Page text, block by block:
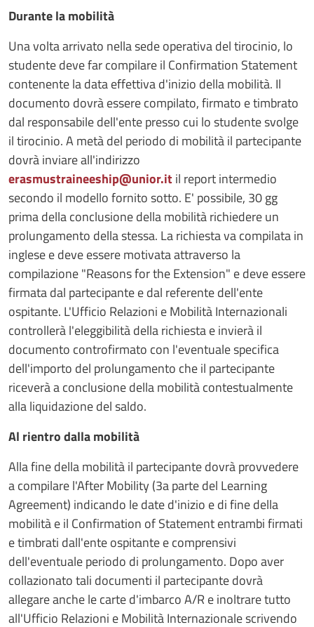
Durante la mobilità
Una volta arrivato nella sede operativa del tirocinio, lo
studente deve far compilare il Confirmation Statement
contenente la data effettiva d'inizio della mobilità. Il
documento dovrà essere compilato, firmato e timbrato
dal responsabile dell'ente presso cui lo studente svolge
il tirocinio. A metà del periodo di mobilità il partecipante
dovrà inviare all'indirizzo
erasmustraineeship@unior.it il report intermedio
secondo il modello fornito sotto. E' possibile, 30 gg
prima della conclusione della mobilità richiedere un
prolungamento della stessa. La richiesta va compilata in
inglese e deve essere motivata attraverso la
compilazione "Reasons for the Extension" e deve essere
firmata dal partecipante e dal referente dell'ente
ospitante. L'Ufficio Relazioni e Mobilità Internazionali
controllerà l'eleggibilità della richiesta e invierà il
documento controfirmato con l'eventuale specifica
dell'importo del prolungamento che il partecipante
riceverà a conclusione della mobilità contestualmente
alla liquidazione del saldo.
Al rientro dalla mobilità
Alla fine della mobilità il partecipante dovrà provvedere
a compilare l'After Mobility (3a parte del Learning
Agreement) indicando le date d'inizio e di fine della
mobilità e il Confirmation of Statement entrambi firmati
e timbrati dall'ente ospitante e comprensivi
dell'eventuale periodo di prolungamento. Dopo aver
collazionato tali documenti il partecipante dovrà
allegare anche le carte d'imbarco A/R e inoltrare tutto
all'Ufficio Relazioni e Mobilità Internazionale scrivendo